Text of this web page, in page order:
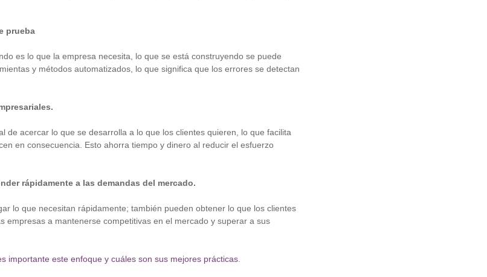
prueba
es lo que la empresa necesita, lo que se está construyendo se puede
y métodos automatizados, lo que significa que los errores se detectan
de acercar lo que se desarrolla a lo que los clientes quieren, lo que facilita
en consecuencia. Esto ahorra tiempo y dinero al reducir el esfuerzo
rápidamente a las demandas del mercado.
lo que necesitan rápidamente; también pueden obtener lo que los clientes
empresas a mantenerse competitivas en el mercado y superar a sus
importante este enfoque y cuáles son sus mejores prácticas